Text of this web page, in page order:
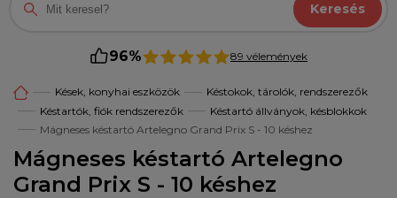
Keresés
96% 89 vélemények
Kések, konyhai eszközök
Késtokok, tárolók, rendszerezők
Késtartók, fiók rendszerezők
Késtartó állványok, késblokkok
Mágneses késtartó Artelegno Grand Prix S - 10 késhez
Mágneses késtartó Artelegno
Grand Prix S - 10 késhez